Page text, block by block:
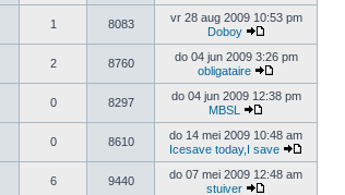
1 8083
vr 28 aug 2009 10:53 pm
Doboy
2 8760
do 04 jun 2009 3:26 pm
obligataire
0 8297
do 04 jun 2009 12:38 pm
MBSL
0 8610
do 14 mei 2009 10:48 am
Icesave today,I save
6 9440
do 07 mei 2009 12:48 am
stuiver